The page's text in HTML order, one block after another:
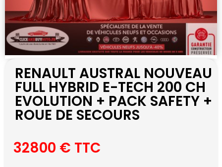
RENAULT AUSTRAL NOUVEAU
FULL HYBRID E-TECH 200 CH
EVOLUTION + PACK SAFETY +
ROUE DE SECOURS
32800 € TTC